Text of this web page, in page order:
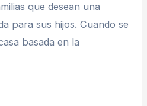
que desean una
para sus hijos. Cuando se
basada en la